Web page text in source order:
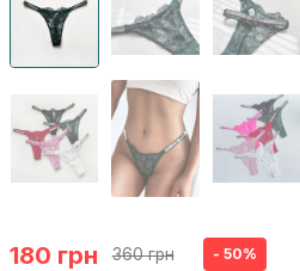
180 грн 360 грн - 50%